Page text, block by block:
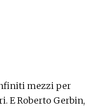
mezzi per
E Roberto Gerbin,